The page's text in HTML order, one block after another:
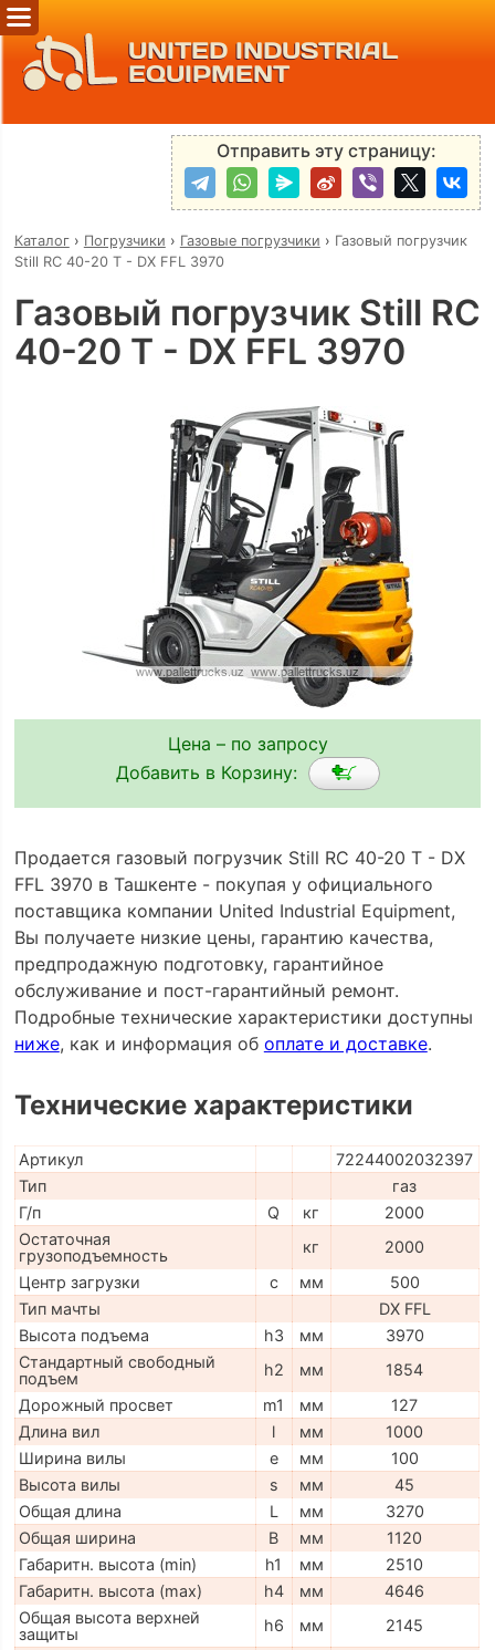
UNITED INDUSTRIAL
EQUIPMENT
Отправить эту страницу:
Каталог› Погрузчики › Газовые погрузчики › Газовый погрузчик
Still RC 40-20 T - DX FFL 3970
Газовый погрузчик Still RC
40-20 T - DX FFL 3970
Цена – по запросу
Добавить в Корзину:
Продается газовый погрузчик Still RC 40-20 T - DX
FFL 3970 в Ташкенте - покупая у официального
поставщика компании United Industrial Equipment,
Вы получаете низкие цены, гарантию качества,
предпродажную подготовку, гарантийное
обслуживание и пост-гарантийный ремонт.
Подробные технические характеристики доступны
ниже, как и информация об оплате и доставке.
Технические характеристики
Артикул
72244002032397
Тип
газ
Г/п
Q кг
2000
Остаточная
грузоподъемность
кг
2000
Центр загрузки
c мм
500
Тип мачты
DX FFL
Высота подъема
h3 мм
3970
Стандартный свободный
подъем
h2 мм
1854
Дорожный просвет
m1 мм
127
Длина вил
l мм
1000
Ширина вилы
e мм
100
Высота вилы
s мм
45
Общая длина
L мм
3270
Общая ширина
B мм
1120
Габаритн. высота (min)
h1 мм
2510
Габаритн. высота (max)
h4 мм
4646
Общая высота верхней
защиты
h6 мм
2145